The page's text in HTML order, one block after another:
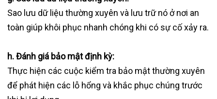
Sao lưu dữ liệu thường xuyên và lưu trữ nó ở nơi an
toàn giúp khôi phục nhanh chóng khi có sự cố xảy ra.
h. Đánh giá bảo mật định kỳ:
Thực hiện các cuộc kiểm tra bảo mật thường xuyên
để phát hiện các lỗ hổng và khắc phục chúng trước